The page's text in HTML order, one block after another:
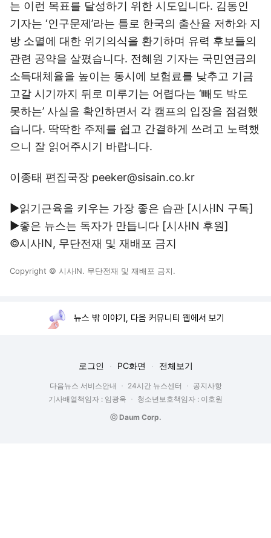
는 이런 목표를 달성하기 위한 시도입니다. 김동인
기자는 ‘인구문제’라는 틀로 한국의 출산율 저하와 지
방 소멸에 대한 위기의식을 환기하며 유력 후보들의
관련 공약을 살폈습니다. 전혜원 기자는 국민연금의
소득대체율을 높이는 동시에 보험료를 낮추고 기금
고갈 시기까지 뒤로 미루기는 어렵다는 ‘빼도 박도
못하는’ 사실을 확인하면서 각 캠프의 입장을 점검했
습니다. 딱딱한 주제를 쉽고 간결하게 쓰려고 노력했
으니 잘 읽어주시기 바랍니다.
이종태 편집국장 peeker@sisain.co.kr
▶읽기근육을 키우는 가장 좋은 습관 [시사IN 구독]
▶좋은 뉴스는 독자가 만듭니다 [시사IN 후원]
©시사IN, 무단전재 및 재배포 금지
Copyright © 시사IN. 무단전재 및 재배포 금지.
뉴스 밖 이야기, 다음 커뮤니티 웹에서 보기
로그인 PC화면 전체보기
다음뉴스 서비스안내 24시간 뉴스센터
공지사항
기사배열책임자 : 임광욱
청소년보호책임자 : 이호원
ⓒ Daum Corp.